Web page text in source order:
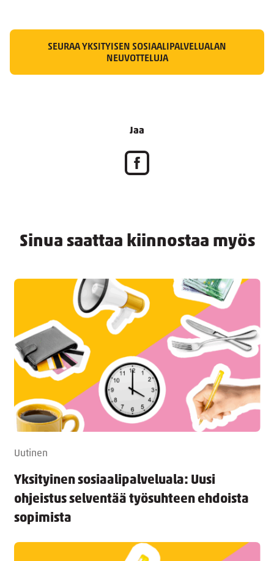
SEURAA YKSITYISEN SOSIAALIPALVELUALAN
NEUVOTTELUJA
Jaa
Sinua saattaa kiinnostaa myös
Uutinen
Yksityinen sosiaalipalveluala: Uusi
ohjeistus selventää työsuhteen ehdoista
sopimista